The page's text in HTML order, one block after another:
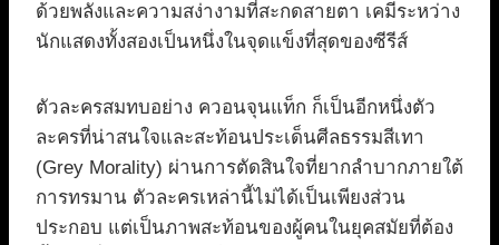
ด้วยพลังและความสง่างามที่สะกดสายตา เคมีระหว่าง
นักแสดงทั้งสองเป็นหนึ่งในจุดแข็งที่สุดของซีรีส์
ตัวละครสมทบอย่าง ควอนจุนแท็ก ก็เป็นอีกหนึ่งตัว
ละครที่น่าสนใจและสะท้อนประเด็นศีลธรรมสีเทา
(Grey Morality) ผ่านการตัดสินใจที่ยากลำบากภายใต้
การทรมาน ตัวละครเหล่านี้ไม่ได้เป็นเพียงส่วน
ประกอบ แต่เป็นภาพสะท้อนของผู้คนในยุคสมัยที่ต้อง